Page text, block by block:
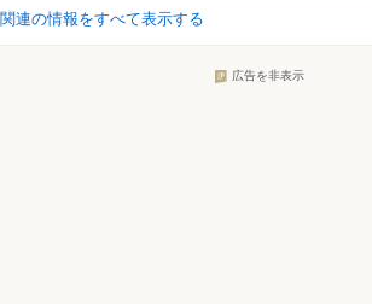
関連の情報をすべて表示する
広告を非表示